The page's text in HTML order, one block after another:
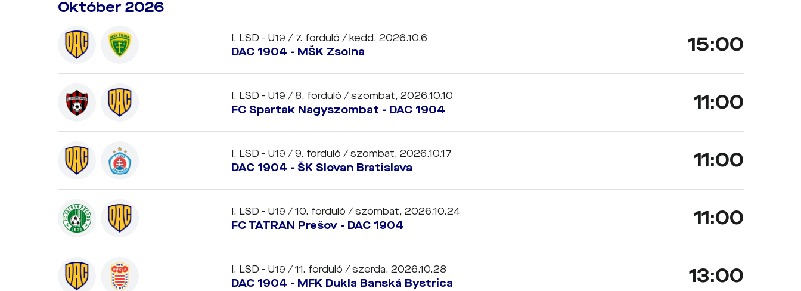
Október 2026
I. LSD - U19 / 7. forduló /kedd, 2026.10.6
DAC 1904 - MŠK Zsolna 15:00
I. LSD - U19 / 8. forduló /szombat, 2026.10.10
FC Spartak Nagyszombat - DAC 1904 11:00
I. LSD - U19 / 9. forduló /szombat, 2026.10.17
DAC 1904 - ŠK Slovan Bratislava 11:00
I. LSD - U19 / 10. forduló /szombat, 2026.10.24
FC TATRAN Prešov - DAC 1904 11:00
I. LSD - U19 / 11. forduló /szerda, 2026.10.28
DAC 1904 - MFK Dukla Banská Bystrica 13:00